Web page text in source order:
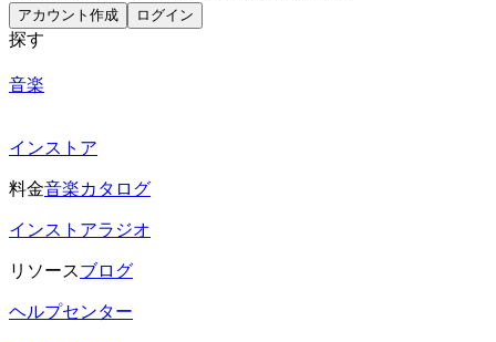
アカウント作成 ログイン
探す
音楽
インストア
料金音楽カタログ
インストアラジオ
リソースブログ
ヘルプセンター